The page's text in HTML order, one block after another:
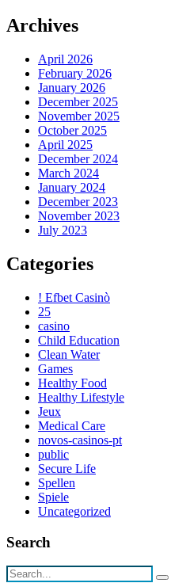
Archives
April 2026
February 2026
January 2026
December 2025
November 2025
October 2025
April 2025
December 2024
March 2024
January 2024
December 2023
November 2023
July 2023
Categories
! Efbet Casinò
25
casino
Child Education
Clean Water
Games
Healthy Food
Healthy Lifestyle
Jeux
Medical Care
novos-casinos-pt
public
Secure Life
Spellen
Spiele
Uncategorized
Search